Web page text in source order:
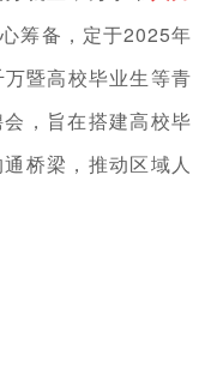
筹备，定于2025年
暨高校毕业生等青
，旨在搭建高校毕
桥梁，推动区域人